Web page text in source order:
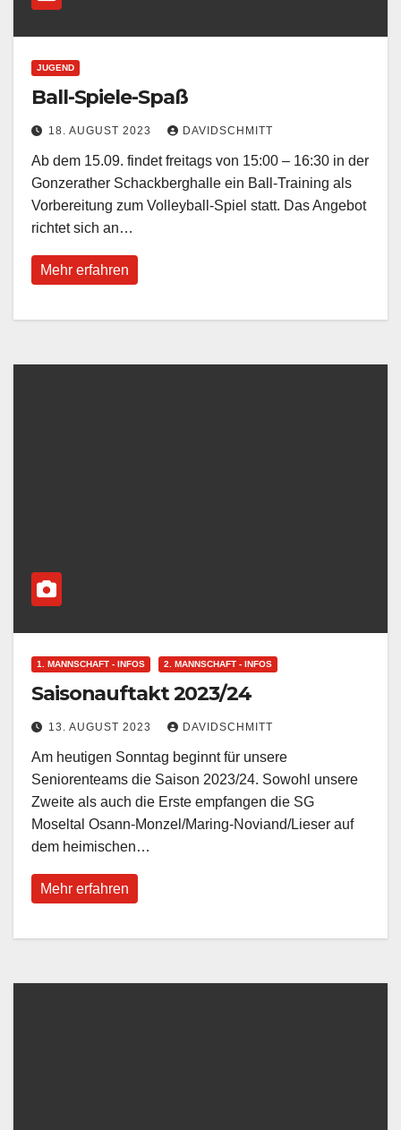
JUGEND
Ball-Spiele-Spaß
18. AUGUST 2023 DAVIDSCHMITT
Ab dem 15.09. findet freitags von 15:00 – 16:30 in der
Gonzerather Schackberghalle ein Ball-Training als
Vorbereitung zum Volleyball-Spiel statt. Das Angebot
richtet sich an…
Mehr erfahren
1. MANNSCHAFT - INFOS 2. MANNSCHAFT - INFOS
Saisonauftakt 2023/24
13. AUGUST 2023 DAVIDSCHMITT
Am heutigen Sonntag beginnt für unsere
Seniorenteams die Saison 2023/24. Sowohl unsere
Zweite als auch die Erste empfangen die SG
Moseltal Osann-Monzel/Maring-Noviand/Lieser auf
dem heimischen…
Mehr erfahren